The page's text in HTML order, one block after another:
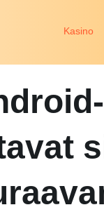
Kasino